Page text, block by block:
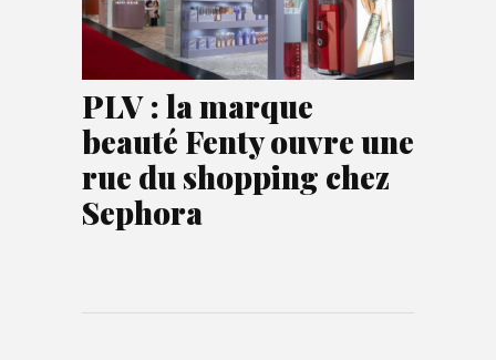
PLV : la marque
beauté Fenty ouvre une
rue du shopping chez
Sephora